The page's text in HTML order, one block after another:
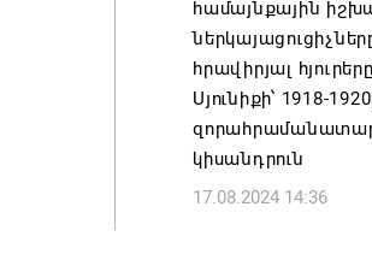
համայնքային
հրավիրյալ
Սյունիքի՝ 1918-
կիսանդրուն
17.08.2024 14:36